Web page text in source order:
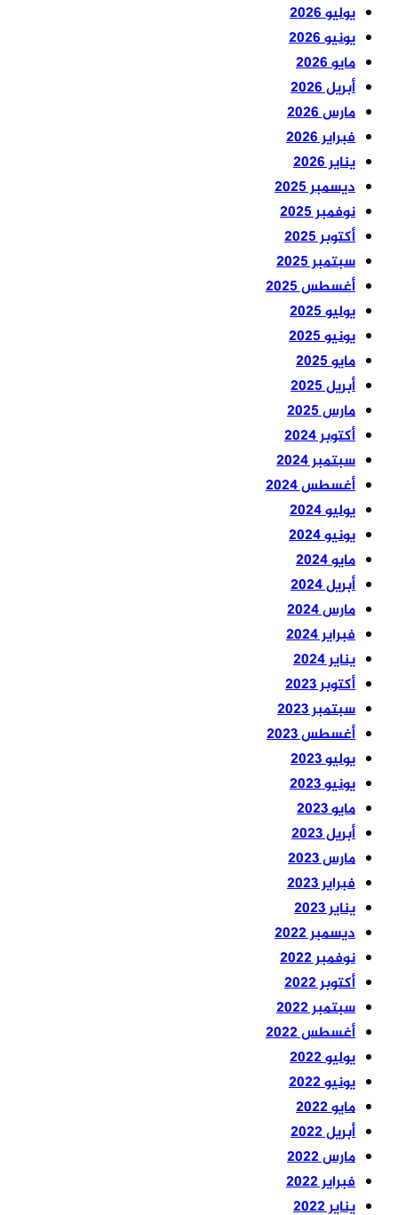
يوليو 2026
يونيو 2026
مايو 2026
أبريل 2026
مارس 2026
فبراير 2026
يناير 2026
ديسمبر 2025
نوفمبر 2025
أكتوبر 2025
سبتمبر 2025
أغسطس 2025
يوليو 2025
يونيو 2025
مايو 2025
أبريل 2025
مارس 2025
أكتوبر 2024
سبتمبر 2024
أغسطس 2024
يوليو 2024
يونيو 2024
مايو 2024
أبريل 2024
مارس 2024
فبراير 2024
يناير 2024
أكتوبر 2023
سبتمبر 2023
أغسطس 2023
يوليو 2023
يونيو 2023
مايو 2023
أبريل 2023
مارس 2023
فبراير 2023
يناير 2023
ديسمبر 2022
نوفمبر 2022
أكتوبر 2022
سبتمبر 2022
أغسطس 2022
يوليو 2022
يونيو 2022
مايو 2022
أبريل 2022
مارس 2022
فبراير 2022
يناير 2022